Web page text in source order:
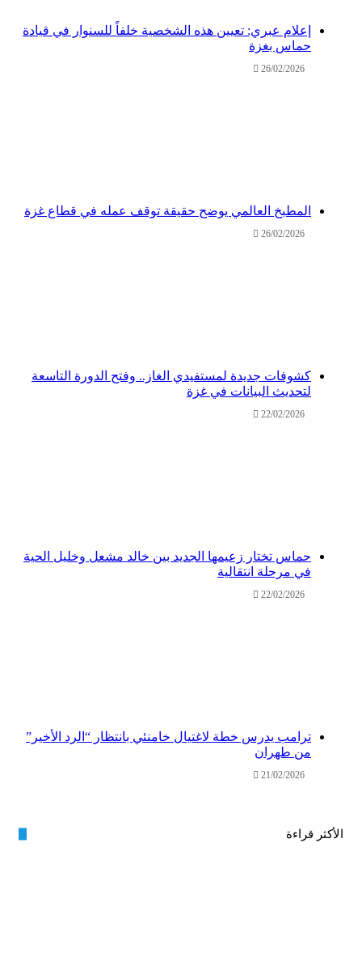
إعلام عبري: تعيين هذه الشخصية خلفاً للسنوار في قيادة
حماس بغزة
26/02/2026
المطبخ العالمي يوضح حقيقة توقف عمله في قطاع غزة
26/02/2026
كشوفات جديدة لمستفيدي الغاز.. وفتح الدورة التاسعة
لتحديث البيانات في غزة
22/02/2026
حماس تختار زعيمها الجديد بين خالد مشعل وخليل الحية
في مرحلة انتقالية
22/02/2026
ترامب يدرس خطة لاغتيال خامنئي بانتظار “الرد الأخير”
من طهران
21/02/2026
الأكثر قراءة